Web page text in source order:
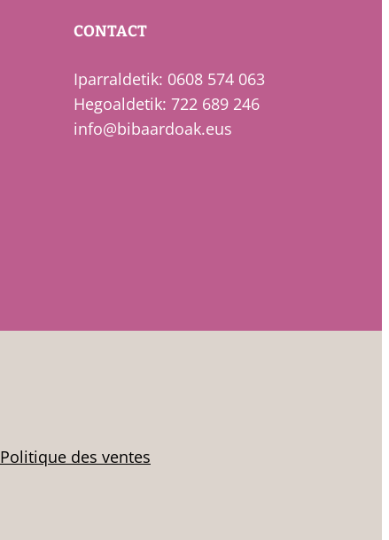
CONTACT
Iparraldetik: 0608 574 063
Hegoaldetik: 722 689 246
info@bibaardoak.eus
Politique des ventes